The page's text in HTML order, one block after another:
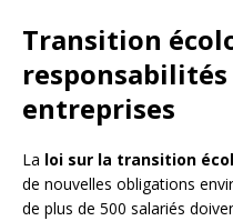
Transition
entreprises
La loi sur la transition
de nouvelles obligations
de plus de 500 salariés